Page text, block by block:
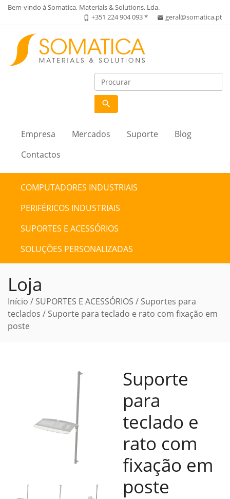
Bem-vindo à Somatica, Materials & Solutions, Lda.
phone_iphone +351 224 904 093 * email geral@somatica.pt
search
Empresa Mercados Suporte
Blog
Contactos
COMPUTADORES INDUSTRIAIS
PERIFÉRICOS INDUSTRIAIS
SUPORTES E ACESSÓRIOS
SOLUÇÕES PERSONALIZADAS
Loja
Início / SUPORTES E ACESSÓRIOS / Suportes para
teclados / Suporte para teclado e rato com fixação em
poste
Suporte
para
teclado e
rato com
fixação em
poste